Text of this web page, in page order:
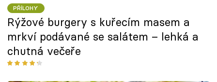
PŘÍLOHY
Rýžové burgery s kuřecím masem a
mrkví podávané se salátem – lehká a
chutná večeře